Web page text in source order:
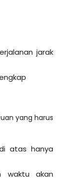
jarak
yang harus
atas hanya
waktu akan